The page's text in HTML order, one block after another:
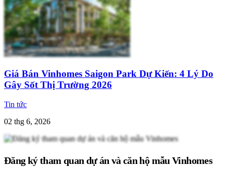
Giá Bán Vinhomes Saigon Park Dự Kiến: 4 Lý Do
Gây Sốt Thị Trường 2026
Tin tức
02 thg 6, 2026
Đăng ký tham quan dự án và căn hộ mẫu Vinhomes